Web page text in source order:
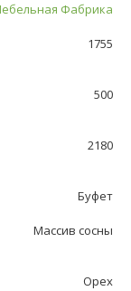
Фабрика
1755
500
2180
Буфет
Массив сосны
Орех